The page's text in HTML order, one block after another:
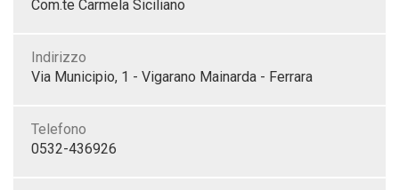
Com.te Carmela Siciliano
Indirizzo
Via Municipio, 1 - Vigarano Mainarda - Ferrara
Telefono
0532-436926